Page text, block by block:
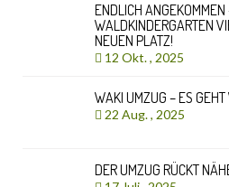
ENDLICH ANGEKOMMEN
WALDKINDERGARTEN
NEUEN PLATZ!
12 Okt. , 2025
WAKI UMZUG – ES
22 Aug. , 2025
DER UMZUG RÜCKT